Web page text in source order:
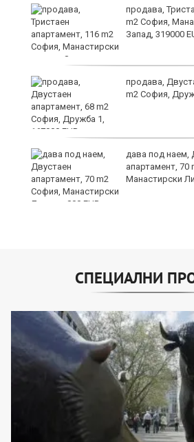
продава,
m2 София,
Запад, 319000
продава,
m2 София,
дава под наем,
апартамент, 70
Манастирски
СПЕЦИАЛНИ